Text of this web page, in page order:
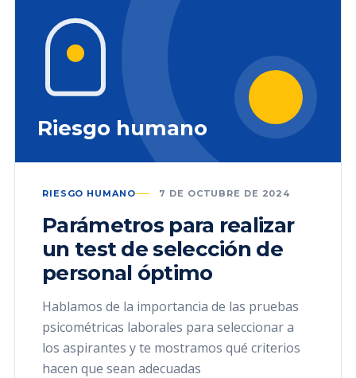
Riesgo humano
RIESGO HUMANO 7 DE OCTUBRE DE 2024
Parámetros para realizar
un test de selección de
personal óptimo
Hablamos de la importancia de las pruebas
psicométricas laborales para seleccionar a
los aspirantes y te mostramos qué criterios
hacen que sean adecuadas